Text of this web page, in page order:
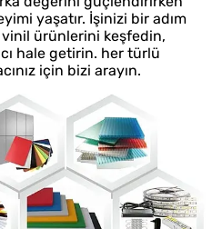
yaşatır. İşinizi bir adım
ürünlerini keşfedin,
hale getirin. her türlü
için bizi arayın.